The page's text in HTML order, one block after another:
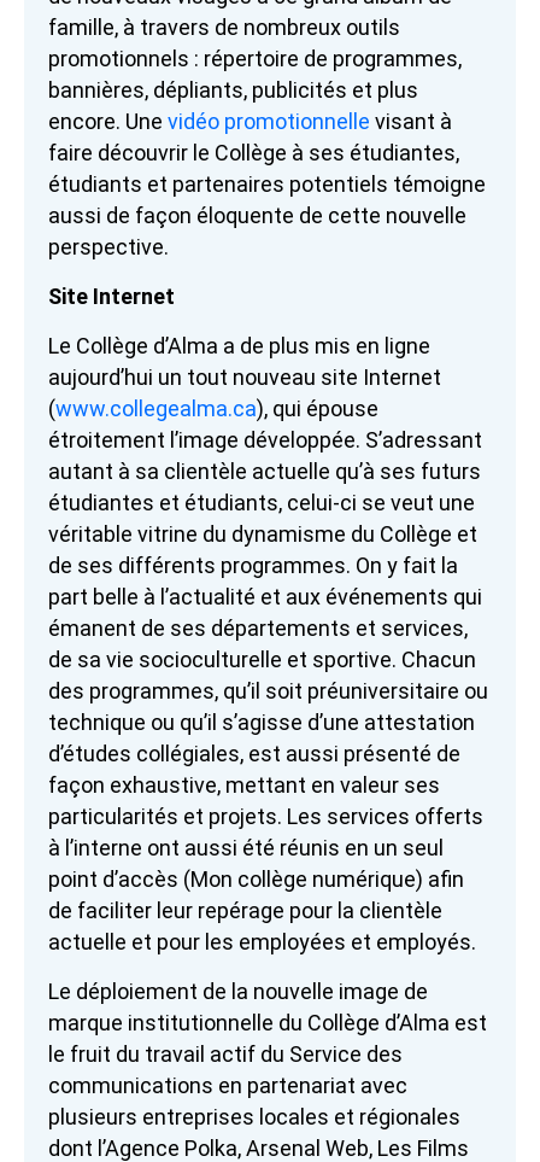
famille, à travers de nombreux outils
promotionnels : répertoire de programmes,
bannières, dépliants, publicités et plus
encore. Une vidéo promotionnelle visant à
faire découvrir le Collège à ses étudiantes,
étudiants et partenaires potentiels témoigne
aussi de façon éloquente de cette nouvelle
perspective.
Site Internet
Le Collège d’Alma a de plus mis en ligne
aujourd’hui un tout nouveau site Internet
(www.collegealma.ca), qui épouse
étroitement l’image développée. S’adressant
autant à sa clientèle actuelle qu’à ses futurs
étudiantes et étudiants, celui-ci se veut une
véritable vitrine du dynamisme du Collège et
de ses différents programmes. On y fait la
part belle à l’actualité et aux événements qui
émanent de ses départements et services,
de sa vie socioculturelle et sportive. Chacun
des programmes, qu’il soit préuniversitaire ou
technique ou qu’il s’agisse d’une attestation
d’études collégiales, est aussi présenté de
façon exhaustive, mettant en valeur ses
particularités et projets. Les services offerts
à l’interne ont aussi été réunis en un seul
point d’accès (Mon collège numérique) afin
de faciliter leur repérage pour la clientèle
actuelle et pour les employées et employés.
Le déploiement de la nouvelle image de
marque institutionnelle du Collège d’Alma est
le fruit du travail actif du Service des
communications en partenariat avec
plusieurs entreprises locales et régionales
dont l’Agence Polka, Arsenal Web, Les Films